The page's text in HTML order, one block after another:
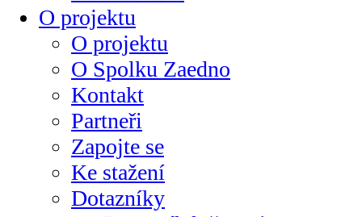
O projektu
O projektu
O Spolku Zaedno
Kontakt
Partneři
Zapojte se
Ke stažení
Dotazníky